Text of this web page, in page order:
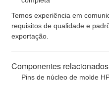
Temos experiência em
requisitos de qualidade e
exportação.
Componentes
Pins de núcleo de molde